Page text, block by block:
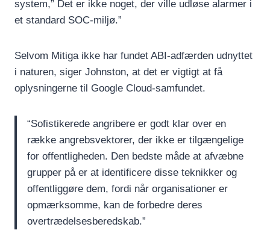
system,” Det er ikke noget, der ville udløse alarmer i
et standard SOC-miljø.”
Selvom Mitiga ikke har fundet ABI-adfærden udnyttet
i naturen, siger Johnston, at det er vigtigt at få
oplysningerne til Google Cloud-samfundet.
“Sofistikerede angribere er godt klar over en
række angrebsvektorer, der ikke er tilgængelige
for offentligheden. Den bedste måde at afvæbne
grupper på er at identificere disse teknikker og
offentliggøre dem, fordi når organisationer er
opmærksomme, kan de forbedre deres
overtrædelsesberedskab.”